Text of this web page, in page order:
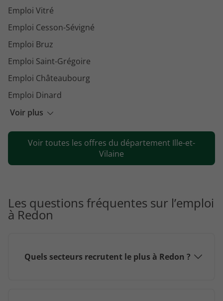
Voir plus
Emploi Vitré
Emploi Cesson-Sévigné
Emploi Bruz
Emploi Saint-Grégoire
Emploi Châteaubourg
Emploi Dinard
Emploi Saint-Jacques-de-la-Lande
Emploi Le Rheu
Emploi Chartres-de-Bretagne
Emploi Noyal-sur-Vilaine
Emploi Vern-sur-Seiche
Emploi Montauban-de-Bretagne
Voir toutes les offres du département Ille-et-
Vilaine
Les questions fréquentes sur l’emploi
à Redon
Quels secteurs recrutent le plus à Redon ?